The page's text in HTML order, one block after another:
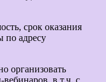
срок оказания
по адресу
организовать
в т.ч. с